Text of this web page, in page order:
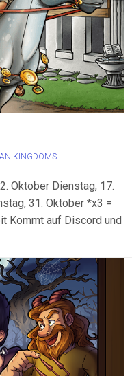
KINGDOMS
Oktober Dienstag, 17.
31. Oktober *x3 =
Kommt auf Discord und